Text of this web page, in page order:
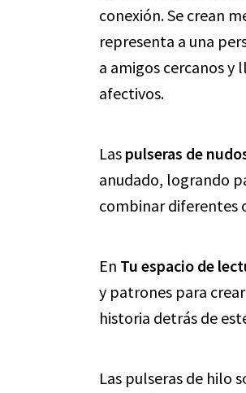
conexión. Se crean
representa a una
a amigos cercanos
afectivos.
Las pulseras de
anudado, logrando
combinar diferentes
En Tu espacio de
y patrones para
historia detrás de
Las pulseras de hilo